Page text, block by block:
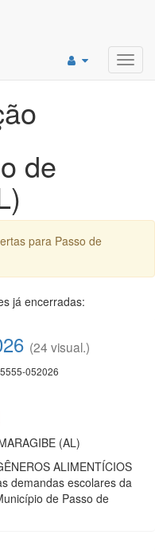
de
para Passo de
já encerradas:
(24 visual.)
052026
(AL)
ALIMENTÍCIOS
demandas escolares da
de Passo de